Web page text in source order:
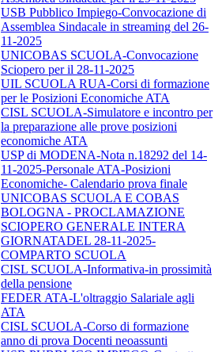
USB Pubblico Impiego-Convocazione di
Assemblea Sindacale in streaming del 26-
11-2025
UNICOBAS SCUOLA-Convocazione
Sciopero per il 28-11-2025
UIL SCUOLA RUA-Corsi di formazione
per le Posizioni Economiche ATA
CISL SCUOLA-Simulatore e incontro per
la preparazione alle prove posizioni
economiche ATA
USP di MODENA-Nota n.18292 del 14-
11-2025-Personale ATA-Posizioni
Economiche- Calendario prova finale
UNICOBAS SCUOLA E COBAS
BOLOGNA - PROCLAMAZIONE
SCIOPERO GENERALE INTERA
GIORNATADEL 28-11-2025-
COMPARTO SCUOLA
CISL SCUOLA-Informativa-in prossimità
della pensione
FEDER ATA-L'oltraggio Salariale agli
ATA
CISL SCUOLA-Corso di formazione
anno di prova Docenti neoassunti